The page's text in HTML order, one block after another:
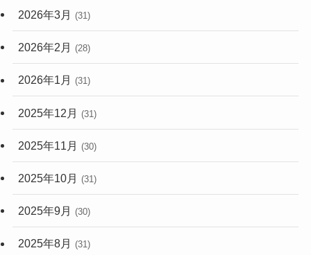
2026年3月 (31)
2026年2月 (28)
2026年1月 (31)
2025年12月 (31)
2025年11月 (30)
2025年10月 (31)
2025年9月 (30)
2025年8月 (31)